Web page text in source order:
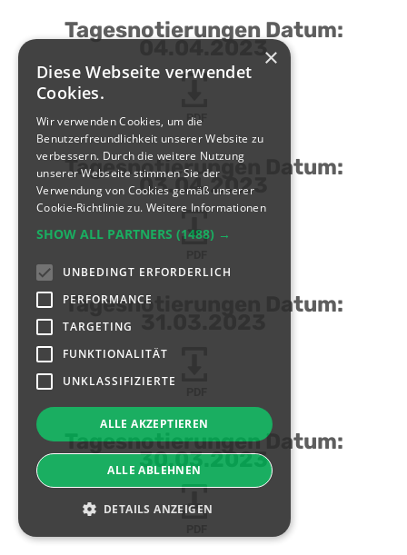
Tagesnotierungen Datum:
04.04.2023
PDF
Tagesnotierungen Datum:
03.04.2023
Tagesnotierungen Datum:
Tagesnotierungen Datum:
30.03.2023
×
Diese Webseite verwendet
Cookies.
Wir verwenden Cookies, um die
Benutzerfreundlichkeit unserer Website zu
verbessern. Durch die weitere Nutzung
unserer Webseite stimmen Sie der
Verwendung von Cookies gemäß unserer
Cookie-Richtlinie zu. Weitere Informationen
SHOW ALL PARTNERS (1488) →
UNBEDINGT ERFORDERLICH
PERFORMANCE
TARGETING
FUNKTIONALITÄT
UNKLASSIFIZIERTE
ALLE AKZEPTIEREN
ALLE ABLEHNEN
DETAILS ANZEIGEN